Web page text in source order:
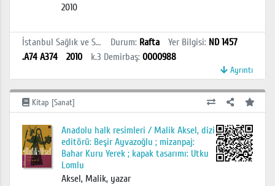
2010
İstanbul Sağlık ve Sosyal Bilimler MYO Kütüphanesi Durum: Rafta Yer Bilgisi: ND 1457
.A74 A374
2010 k.3 Demirbaş: 0000988
Ayrıntı
Kitap [Sanat]
Anadolu halk resimleri / Malik Aksel, dizi
editörü: Beşir Ayvazoğlu ; mizanpaj:
Bahar Kuru Yerek ; kapak tasarımı: Utku
Lomlu
Aksel, Malik, yazar